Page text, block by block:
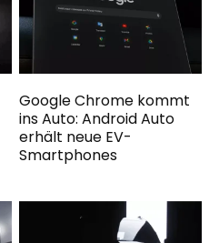
Google Chrome kommt
ins Auto: Android Auto
erhält neue EV-
Smartphones